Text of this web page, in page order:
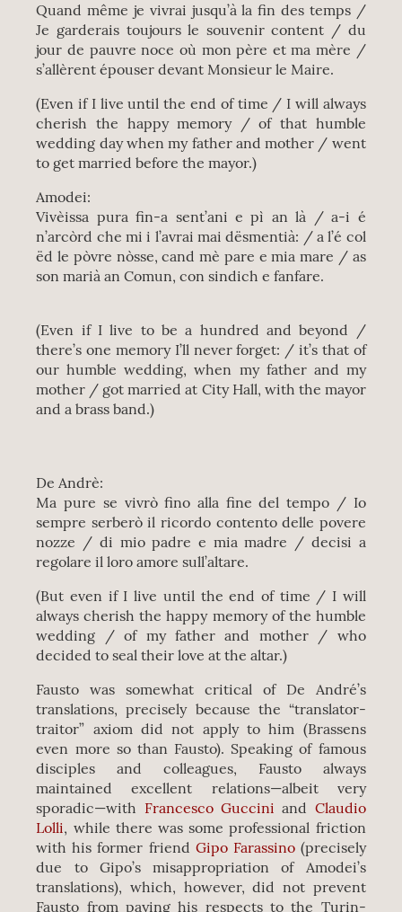
Quand même je vivrai jusqu’à la fin des temps /
Je garderais toujours le souvenir content / du
jour de pauvre noce où mon père et ma mère /
s’allèrent épouser devant Monsieur le Maire.
(Even if I live until the end of time / I will always
cherish the happy memory / of that humble
wedding day when my father and mother / went
to get married before the mayor.)
Amodei:
Vivèissa pura fin-a sent’ani e pì an là / a-i é
n’arcòrd che mi i l’avrai mai dësmentià: / a l’é col
ëd le pòvre nòsse, cand mè pare e mia mare / as
son marià an Comun, con sindich e fanfare.
(Even if I live to be a hundred and beyond /
there’s one memory I’ll never forget: / it’s that of
our humble wedding, when my father and my
mother / got married at City Hall, with the mayor
and a brass band.)
De Andrè:
Ma pure se vivrò fino alla fine del tempo / Io
sempre serberò il ricordo contento delle povere
nozze / di mio padre e mia madre / decisi a
regolare il loro amore sull’altare.
(But even if I live until the end of time / I will
always cherish the happy memory of the humble
wedding / of my father and mother / who
decided to seal their love at the altar.)
Fausto was somewhat critical of De André’s
translations, precisely because the “translator-
traitor” axiom did not apply to him (Brassens
even more so than Fausto). Speaking of famous
disciples and colleagues, Fausto always
maintained excellent relations—albeit very
sporadic—with Francesco Guccini and Claudio
Lolli, while there was some professional friction
with his former friend Gipo Farassino(precisely
due to Gipo’s misappropriation of Amodei’s
translations), which, however, did not prevent
Fausto from paying his respects to the Turin-